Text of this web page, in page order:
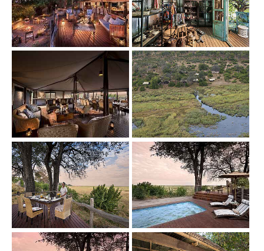
Show larger version Show larger version
Show larger version Show larger version
Show larger version Show larger version